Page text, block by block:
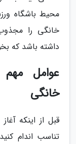
محیط باشگاه
خانگی را
داشته باشد که
عوامل مهم
خانگی
قبل از اینکه
تناسب اندام